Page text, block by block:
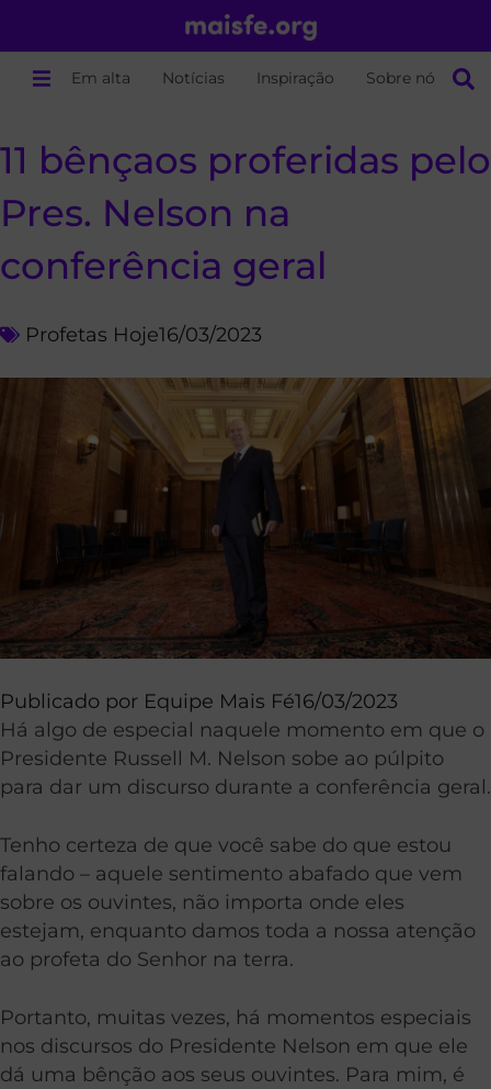
Em alta Notícias Inspiração Sobre nós
11 bênçaos proferidas pelo
Pres. Nelson na
conferência geral
Profetas Hoje16/03/2023
Publicado por Equipe Mais Fé16/03/2023
Há algo de especial naquele momento em que o
Presidente Russell M. Nelson sobe ao púlpito
para dar um discurso durante a conferência geral.
Tenho certeza de que você sabe do que estou
falando – aquele sentimento abafado que vem
sobre os ouvintes, não importa onde eles
estejam, enquanto damos toda a nossa atenção
ao profeta do Senhor na terra.
Portanto, muitas vezes, há momentos especiais
nos discursos do Presidente Nelson em que ele
dá uma bênção aos seus ouvintes. Para mim, é